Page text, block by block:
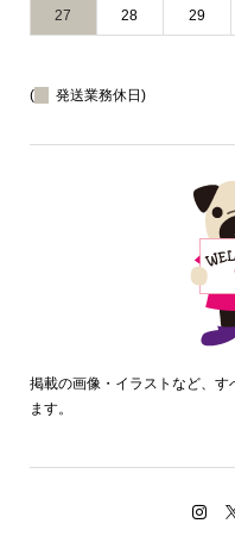
27 28 29
( 発送業務休日)
掲載の画像・イラストなど、
ます。